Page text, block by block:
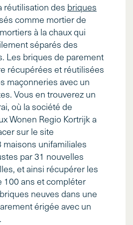
réutilisation des briques
comme mortier de
à la chaux qui
séparés des
Les briques de parement
récupérées et réutilisées
maçonneries avec un
Vous en trouverez un
où la société de
Wonen Regio Kortrijk a
sur le site
maisons unifamiliales
par 31 nouvelles
et ainsi récupérer les
100 ans et compléter
neuves dans une
érigée avec un